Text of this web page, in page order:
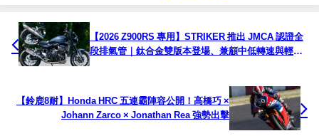
【2026 Z900RS 專用】STRIKER 推出 JMCA 認證全
段排氣管｜鈦合金雙版本登場、兼顧中低轉速與輕量
【鈴鹿8耐】Honda HRC 五連霸陣容公開！高橋巧 ×
Johann Zarco × Jonathan Rea 強勢出擊